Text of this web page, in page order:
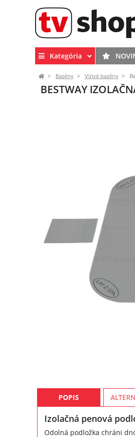
Kategória
Bazény Vírivé bazény
BESTWAY
POPIS
Izolačná penová
Odolná podložka chráni